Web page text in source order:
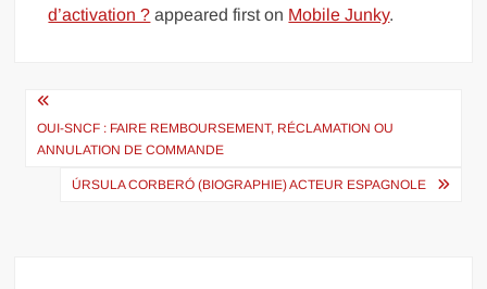
d’activation ? appeared first on Mobile Junky.
Navigation
de
l’article
OUI-SNCF : FAIRE REMBOURSEMENT, RÉCLAMATION OU
ANNULATION DE COMMANDE
ÚRSULA CORBERÓ (BIOGRAPHIE) ACTEUR ESPAGNOLE